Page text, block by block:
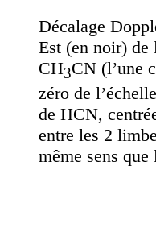
Décalage
Est (en noir) de
CH3CN (l’une
zéro de
de HCN,
entre les 2
même sens